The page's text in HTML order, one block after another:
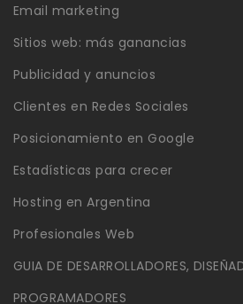
Email marketing
Sitios web: más ganancias
Publicidad y anuncios
Clientes en Redes Sociales
Posicionamiento en Google
Estadísticas para crecer
Hosting en Argentina
Profesionales Web
GUIA DE DESARROLLADORES,
PROGRAMADORES